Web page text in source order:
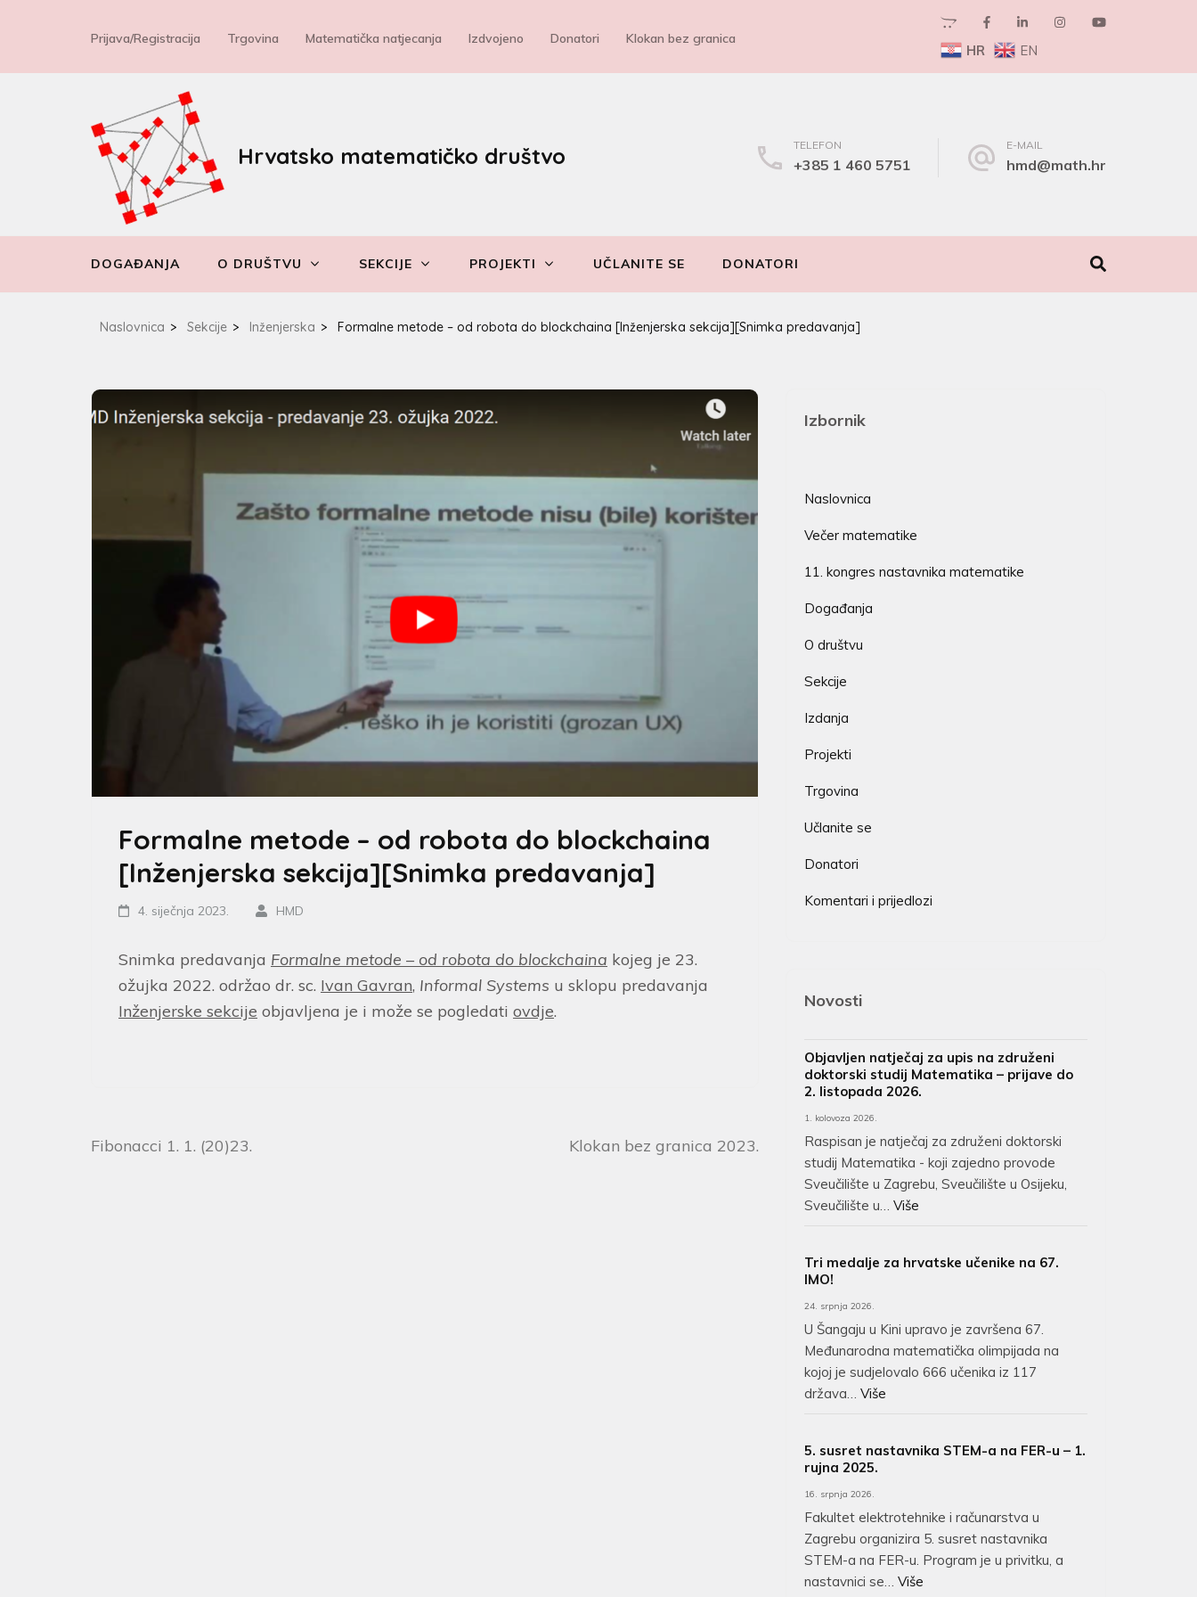
Prijava/Registracija Trgovina Matematička natjecanja Izdvojeno Donatori Klokan bez granica
HR EN
Hrvatsko matematičko društvo TELEFON
+385 1 460 5751
E-MAIL
hmd@math.hr
DOGAĐANJA O DRUŠTVU SEKCIJE PROJEKTI UČLANITE SE DONATORI
Naslovnica > Sekcije > Inženjerska > Formalne metode – od robota do blockchaina [Inženjerska sekcija][Snimka predavanja]
Formalne metode – od robota do blockchaina
[Inženjerska sekcija][Snimka predavanja]
4. siječnja 2023. HMD
Snimka predavanja Formalne metode – od robota do blockchaina kojeg je 23.
ožujka 2022. održao dr. sc. Ivan Gavran, Informal Systems u sklopu predavanja
Inženjerske sekcije objavljena je i može se pogledati ovdje.
Fibonacci 1. 1. (20)23. Klokan bez granica 2023.
Izbornik
Naslovnica
Večer matematike
11. kongres nastavnika matematike
Događanja
O društvu
Sekcije
Izdanja
Projekti
Trgovina
Učlanite se
Donatori
Komentari i prijedlozi
Novosti
Objavljen natječaj za upis na združeni
doktorski studij Matematika – prijave do
2. listopada 2026.
1. kolovoza 2026.
Raspisan je natječaj za združeni doktorski
studij Matematika - koji zajedno provode
Sveučilište u Zagrebu, Sveučilište u Osijeku,
Sveučilište u…Više
Tri medalje za hrvatske učenike na 67.
IMO!
24. srpnja 2026.
U Šangaju u Kini upravo je završena 67.
Međunarodna matematička olimpijada na
kojoj je sudjelovalo 666 učenika iz 117
država…Više
5. susret nastavnika STEM-a na FER-u – 1.
rujna 2025.
16. srpnja 2026.
Fakultet elektrotehnike i računarstva u
Zagrebu organizira 5. susret nastavnika
STEM-a na FER-u. Program je u privitku, a
nastavnici se…Više